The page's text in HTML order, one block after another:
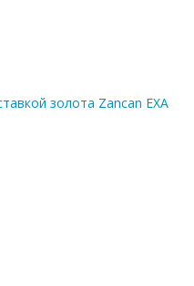
золота Zancan EXA